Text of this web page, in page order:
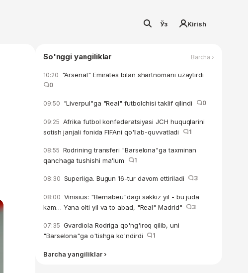
Ўз Kirish
So'nggi yangiliklar Barcha ›
10:20 "Arsenal" Emirates bilan shartnomani uzaytirdi
0
09:50 "Liverpul"ga "Real" futbolchisi taklif qilindi 0
09:25 Afrika futbol konfederatsiyasi JCH huquqlarini
sotish janjali fonida FIFAni qo'llab-quvvatladi
1
08:55 Rodrining transferi "Barselona"ga taxminan
qanchaga tushishi ma'lum
1
08:30 Superliga. Bugun 16-tur davom ettiriladi 3
08:00 Vinisius: "Bernabeu"dagi sakkiz yil - bu juda
kam… Yana olti yil va to abad, "Real" Madrid"
3
07:35 Gvardiola Rodriga qo'ng'iroq qilib, uni
"Barselona"ga o'tishga ko'ndirdi
1
Barcha yangiliklar ›